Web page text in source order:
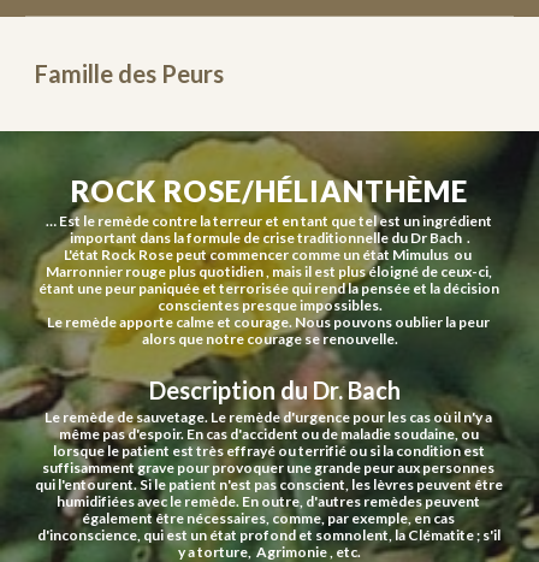
Famille des Peurs
ROCK ROSE/HÉLIANTHÈME
… Est le remède contre la terreur et en tant que tel est un ingrédient
important dans la formule de crise traditionnelle du Dr Bach  .
L'état Rock Rose peut commencer comme un état Mimulus  ou
Marronnier rouge plus quotidien , mais il est plus éloigné de ceux-ci,
étant une peur paniquée et terrorisée qui rend la pensée et la décision
conscientes presque impossibles.
Le remède apporte calme et courage. Nous pouvons oublier la peur
alors que notre courage se renouvelle.
  Description du Dr. Bach
Le remède de sauvetage. Le remède d'urgence pour les cas où il n'y a
même pas d'espoir. En cas d'accident ou de maladie soudaine, ou
lorsque le patient est très effrayé ou terrifié ou si la condition est
suffisamment grave pour provoquer une grande peur aux personnes
qui l'entourent. Si le patient n'est pas conscient, les lèvres peuvent être
humidifiées avec le remède. En outre, d'autres remèdes peuvent
également être nécessaires, comme, par exemple, en cas
d'inconscience, qui est un état profond et somnolent, la Clématite ; s'il
y a torture,  Agrimonie , etc.